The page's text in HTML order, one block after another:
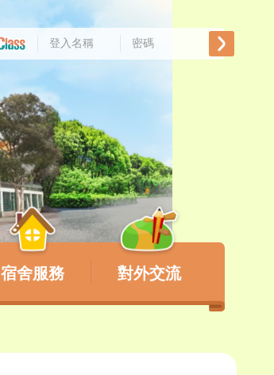
宿舍服務 對外交流